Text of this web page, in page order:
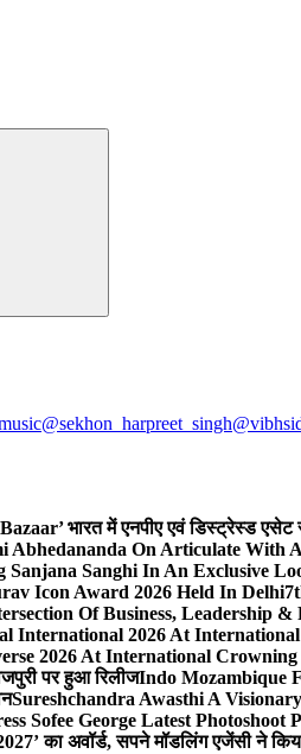
@sekhon_harpreet_singh
भारत में एनपीए एवं डिस्ट्रेस्ड एसेट
Abhedananda On Articulate With
Sanghi In An Exclusive
Icon Award 2026 Held In Delhi
Of Business, Leadership &
International 2026 At
2026 At International
पर हुआ रिलीजIndo Mozambique
Sureshchandra Awasthi A
Sofee George Latest Photoshoot
का अवॉर्ड, सपने मॉडलिंग एजेंसी ने